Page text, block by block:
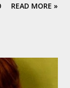
Marianny
cantante
se puede
READ MORE »